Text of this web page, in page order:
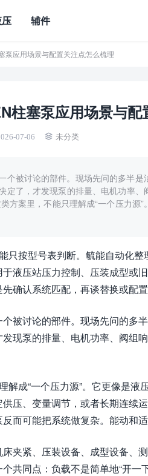
辅件
泵应用场景与配置关注点怎么梳理
柱塞泵应用场景与配
07-06 未分类
个被讨论的部件。现场先问的多半是
定了，才发现泵的排量、电机功率、
方案里，不能只理解成“一个压力源
只按型号表判断。毓能自动化
液压站压力控制、压装成型或
确认系统匹配，再谈替换或配置
被讨论的部件。现场先问的多
现泵的排量、电机功率、阀组
成“一个压力源”。它更像是液
压、变量调节，或者长期连续
而可能把系统做复杂。能动和适
夹紧、压装设备、成型设备、
共同点：负载不是简单地“开一